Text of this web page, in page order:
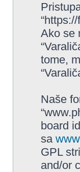
Ako se
tome,
Naše
board
sa
GPL
and/or